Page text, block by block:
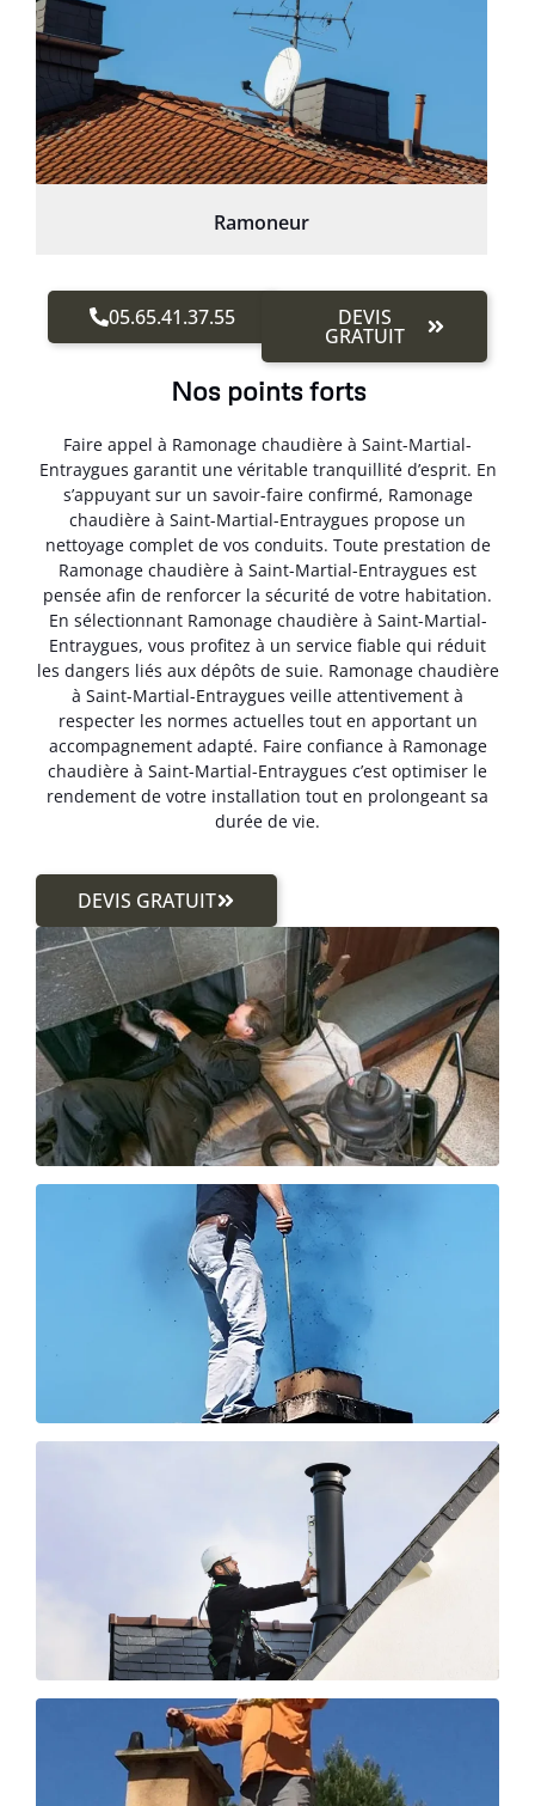
Ramoneur
05.65.41.37.55 DEVIS
GRATUIT
Nos points forts
Faire appel à Ramonage chaudière à Saint-Martial-
Entraygues garantit une véritable tranquillité d’esprit. En
s’appuyant sur un savoir-faire confirmé, Ramonage
chaudière à Saint-Martial-Entraygues propose un
nettoyage complet de vos conduits. Toute prestation de
Ramonage chaudière à Saint-Martial-Entraygues est
pensée afin de renforcer la sécurité de votre habitation.
En sélectionnant Ramonage chaudière à Saint-Martial-
Entraygues, vous profitez à un service fiable qui réduit
les dangers liés aux dépôts de suie. Ramonage chaudière
à Saint-Martial-Entraygues veille attentivement à
respecter les normes actuelles tout en apportant un
accompagnement adapté. Faire confiance à Ramonage
chaudière à Saint-Martial-Entraygues c’est optimiser le
rendement de votre installation tout en prolongeant sa
durée de vie.
DEVIS GRATUIT